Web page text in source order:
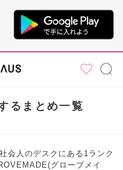
るまとめ一覧
会人のデスクにある1ランク
グローブメイ